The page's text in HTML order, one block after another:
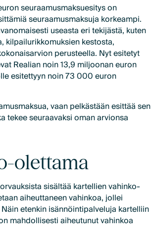
seuraamusmaksuesitys on
seuraamusmaksuja korkeampi.
useasta eri tekijästä, kuten
kilpailurikkomuksien kestosta,
perusteella. Nyt esitetyt
Realian noin 13,9 miljoonan euron
esitettyyn noin 73 000 euron
vaan pelkästään esittää sen
tekee seuraavaksi oman arvionsa
olettama
sisältää kartellien vahinko-
aiheuttaneen vahinkoa, jollei
etenkin isännöintipalveluja kartelliin
mahdollisesti aiheutunut vahinkoa